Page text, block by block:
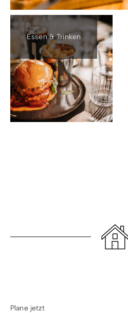
Essen & Trinken
Plane jetzt